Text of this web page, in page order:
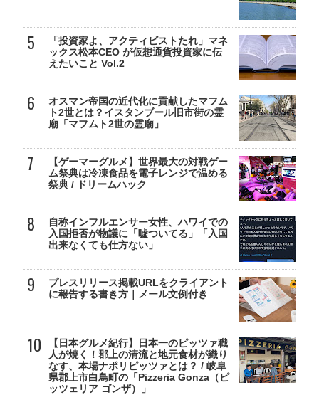
「投資家よ、アクティビストたれ」マネ
ックス松本CEO が仮想通貨投資家に伝
えたいこと Vol.2
オスマン帝国の近代化に貢献したマフム
ト2世とは？イスタンブール旧市街の霊
廟「マフムト2世の霊廟」
【ゲーマーグルメ】世界最大の対戦ゲー
ム祭典は冷凍食品を電子レンジで温める
祭典 / ドリームハック
自称インフルエンサー女性、ハワイでの
入国拒否が物議に「嘘ついてる」「入国
出来なくても仕方ない」
プレスリリース掲載URLをクライアント
に報告する書き方｜メール文例付き
【日本グルメ紀行】日本一のピッツァ職
人が焼く！郡上の清流と地元食材が織り
なす、本場ナポリピッツァとは？ / 岐阜
県郡上市白鳥町の「Pizzeria Gonza（ピ
ッツェリア ゴンザ）」